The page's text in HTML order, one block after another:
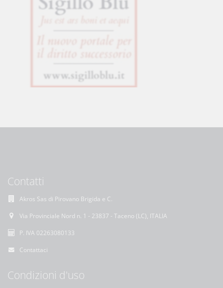
Contatti
Akros Sas di Pirovano Brigida e C.
Via Provinciale Nord n. 1 - 23837 - Taceno (LC), ITALIA
P. IVA 02263080133
Contattaci
Condizioni d'uso